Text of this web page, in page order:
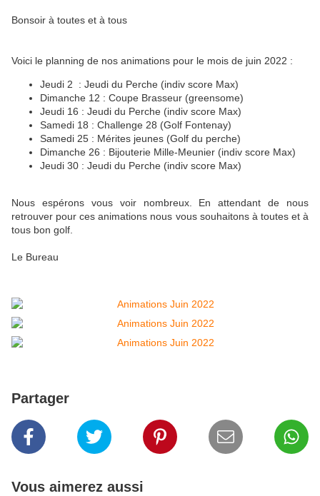
Bonsoir à toutes et à tous
Voici le planning de nos animations pour le mois de juin 2022 :
Jeudi 2 : Jeudi du Perche (indiv score Max)
Dimanche 12 : Coupe Brasseur (greensome)
Jeudi 16 : Jeudi du Perche (indiv score Max)
Samedi 18 : Challenge 28 (Golf Fontenay)
Samedi 25 : Mérites jeunes (Golf du perche)
Dimanche 26 : Bijouterie Mille-Meunier (indiv score Max)
Jeudi 30 : Jeudi du Perche (indiv score Max)
Nous espérons vous voir nombreux. En attendant de nous
retrouver pour ces animations nous vous souhaitons à toutes et à
tous bon golf.
Le Bureau
Partager
Vous aimerez aussi